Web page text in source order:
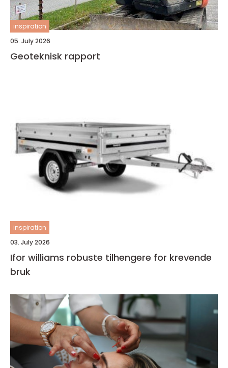
inspiration
05. July 2026
Geoteknisk rapport
inspiration
03. July 2026
Ifor williams robuste tilhengere for krevende
bruk